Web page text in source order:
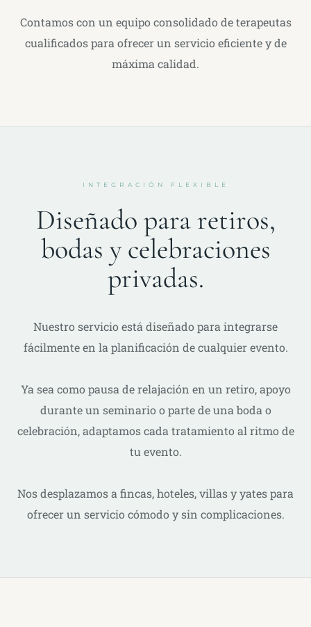
Contamos con un equipo consolidado de terapeutas
cualificados para ofrecer un servicio eficiente y de
máxima calidad.
INTEGRACIÓN FLEXIBLE
Diseñado para retiros,
bodas y celebraciones
privadas.
Nuestro servicio está diseñado para integrarse
fácilmente en la planificación de cualquier evento.
Ya sea como pausa de relajación en un retiro, apoyo
durante un seminario o parte de una boda o
celebración, adaptamos cada tratamiento al ritmo de
tu evento.
Nos desplazamos a fincas, hoteles, villas y yates para
ofrecer un servicio cómodo y sin complicaciones.